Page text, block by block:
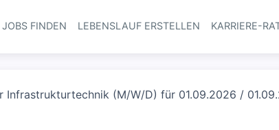
Haupt-
JOBS FINDEN LEBENSLAUF ERSTELLEN KARRIERE-
Infrastrukturtechnik (M/W/D) für 01.09.2026 /